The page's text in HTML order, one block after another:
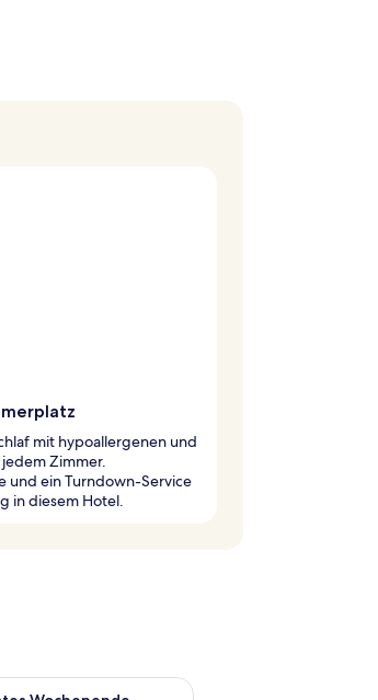
mit hypoallergenen und
Zimmer.
und ein Turndown-Service
in diesem Hotel.
7 - Aug. 9.für nächstes Wochenende, Aug.